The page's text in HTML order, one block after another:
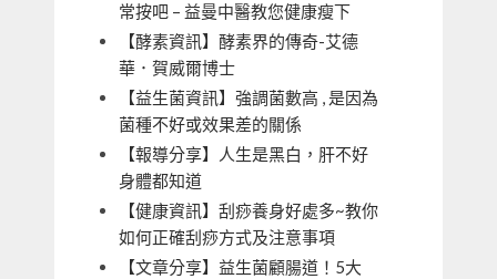
常按吧 – 益曼中醫教您健康瘦下
【酵素資訊】酵素界的傳奇-艾德
華．賀威爾博士
【益生菌資訊】強調菌數高 , 是因為
菌種不好或效果差的關係
【報導分享】人生是黑白，肝不好
身體都知道
【健康資訊】刮痧養身好處多~教你
如何正確刮痧方式及注意事項
【文章分享】益生菌顧腸道！5大